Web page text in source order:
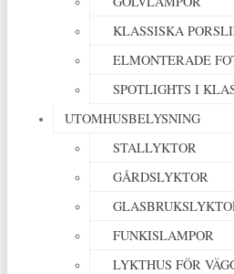
KLASSISKA
ELMONTERADE
SPOTLIGHTS I
UTOMHUSBELYSNING
STALLYKTOR
GÅRDSLYKTOR
FUNKISLAMPOR
LYKTHUS FÖR